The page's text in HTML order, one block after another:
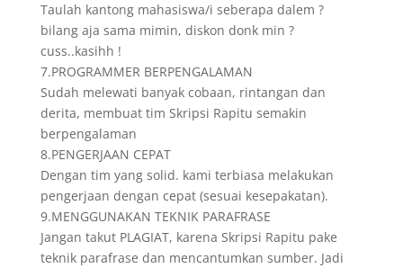
Taulah kantong mahasiswa/i seberapa dalem ?
bilang aja sama mimin, diskon donk min ?
cuss..kasihh !
7.PROGRAMMER BERPENGALAMAN
Sudah melewati banyak cobaan, rintangan dan
derita, membuat tim Skripsi Rapitu semakin
berpengalaman
8.PENGERJAAN CEPAT
Dengan tim yang solid. kami terbiasa melakukan
pengerjaan dengan cepat (sesuai kesepakatan).
9.MENGGUNAKAN TEKNIK PARAFRASE
Jangan takut PLAGIAT, karena Skripsi Rapitu pake
teknik parafrase dan mencantumkan sumber. Jadi